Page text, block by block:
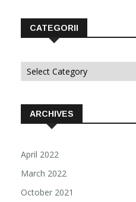
CATEGORII
Categorii
ARCHIVES
April 2022
March 2022
October 2021